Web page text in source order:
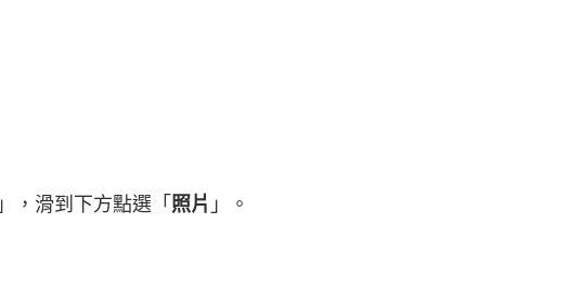
」，滑到下方點選「 照片 」。